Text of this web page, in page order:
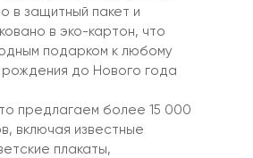
в защитный пакет и
в эко-картон, что
подарком к любому
рождения до Нового года
предлагаем более 15 000
включая известные
плакаты,